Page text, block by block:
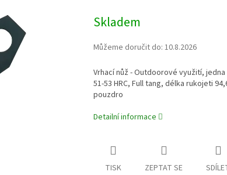
Skladem
Můžeme doručit do: 10.8.2026
Vrhací nůž - Outdoorové využití,
51-53 HRC, Full tang, délka rukojeti
pouzdro
Detailní informace
TISK ZEPTAT SE